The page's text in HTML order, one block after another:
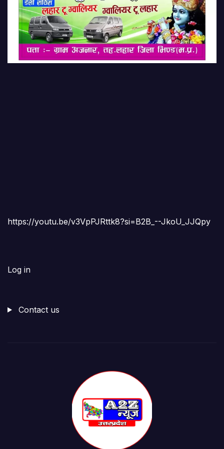
https://youtu.be/v3VpPJRttk8?si=B2B_--JkoU_JJQpy
Log in
Contact us